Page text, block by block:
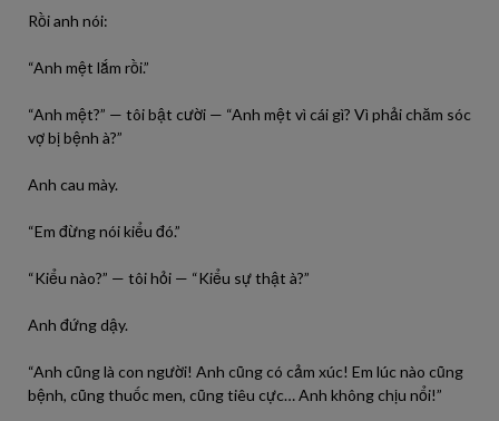
Rồi anh nói:
“Anh mệt lắm rồi.”
“Anh mệt?” — tôi bật cười — “Anh mệt vì cái gì? Vì phải chăm sóc
vợ bị bệnh à?”
Anh cau mày.
“Em đừng nói kiểu đó.”
“Kiểu nào?” — tôi hỏi — “Kiểu sự thật à?”
Anh đứng dậy.
“Anh cũng là con người! Anh cũng có cảm xúc! Em lúc nào cũng
bệnh, cũng thuốc men, cũng tiêu cực… Anh không chịu nổi!”